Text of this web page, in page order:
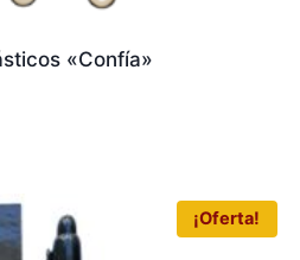
«Confía»
¡Oferta!